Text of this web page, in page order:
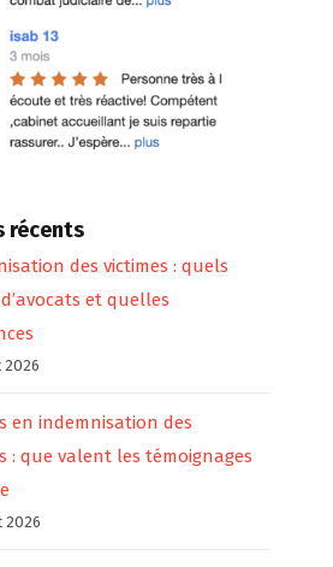
récents
des victimes : quels
et quelles
2026
en indemnisation des
: que valent les témoignages
2026